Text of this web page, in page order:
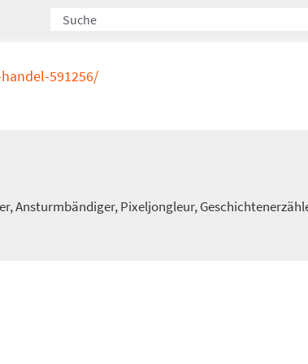
591256/
Ansturmbändiger, Pixeljongleur,